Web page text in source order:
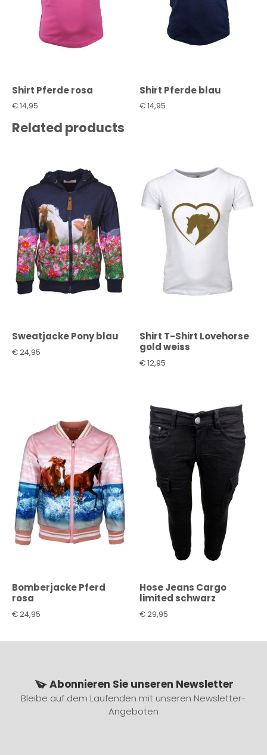
Shirt Pferde rosa
€14,95
Shirt Pferde blau
€14,95
Related products
Sweatjacke Pony blau
€24,95
Shirt T-Shirt Lovehorse
gold weiss
€12,95
Bomberjacke Pferd
rosa
€24,95
Hose Jeans Cargo
limited schwarz
€29,95
Abonnieren Sie unseren Newsletter
Bleibe auf dem Laufenden mit unseren Newsletter-
Angeboten